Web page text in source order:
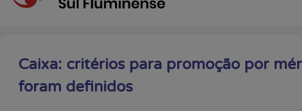
Caixa: critérios para promoção por
foram definidos